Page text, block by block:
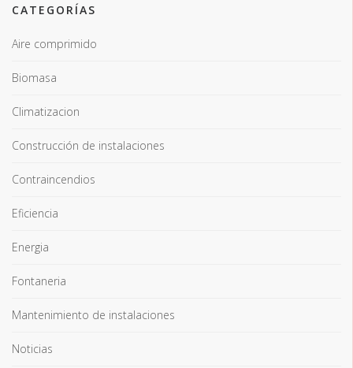
CATEGORÍAS
Aire comprimido
Biomasa
Climatizacion
Construcción de instalaciones
Contraincendios
Eficiencia
Energia
Fontaneria
Mantenimiento de instalaciones
Noticias